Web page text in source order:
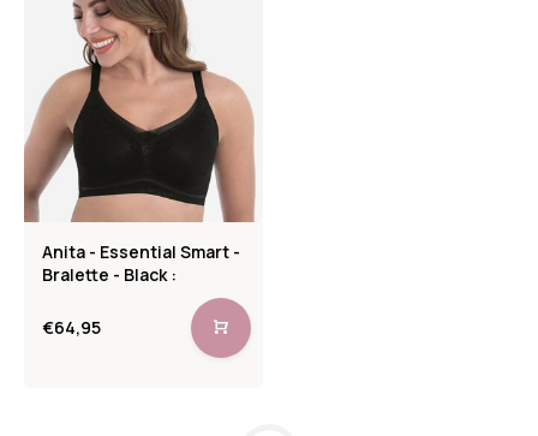
Anita - Essential Smart -
Bralette - Black :
€64,95